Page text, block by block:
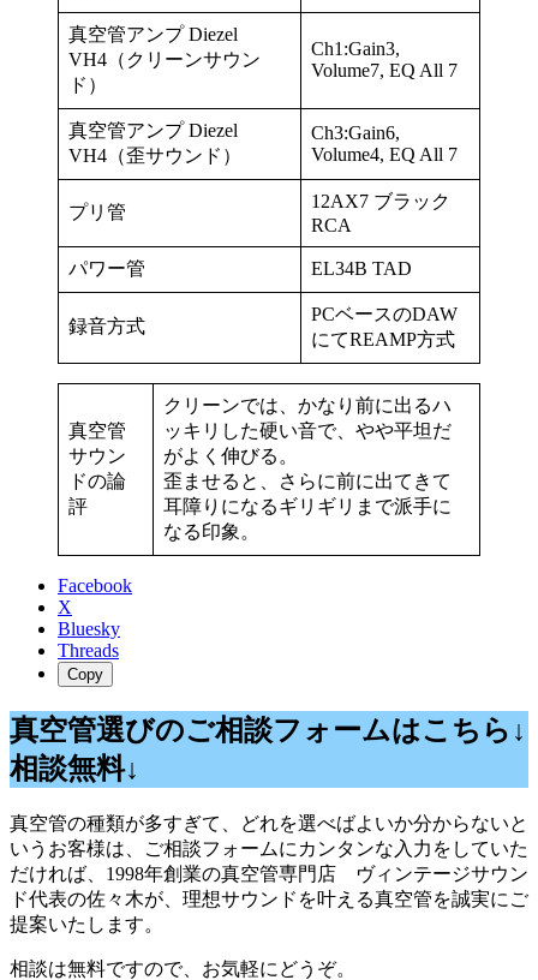
真空管アンプ Diezel
VH4（クリーンサウン
ド）
Ch1:Gain3,
Volume7, EQ All 7
真空管アンプ Diezel
VH4（歪サウンド）
Ch3:Gain6,
Volume4, EQ All 7
プリ管
12AX7 ブラック
RCA
パワー管 EL34B TAD
録音方式
PCベースのDAW
にてREAMP方式
真空管
サウン
ドの論
評
クリーンでは、かなり前に出るハ
ッキリした硬い音で、やや平坦だ
がよく伸びる。
歪ませると、さらに前に出てきて
耳障りになるギリギリまで派手に
なる印象。
Facebook
X
Bluesky
Threads
Copy
真空管選びのご相談フォームはこちら↓
相談無料↓
真空管の種類が多すぎて、どれを選べばよいか分からないと
いうお客様は、ご相談フォームにカンタンな入力をしていた
だければ、1998年創業の真空管専門店 ヴィンテージサウン
ド代表の佐々木が、理想サウンドを叶える真空管を誠実にご
提案いたします。
相談は無料ですので、お気軽にどうぞ。